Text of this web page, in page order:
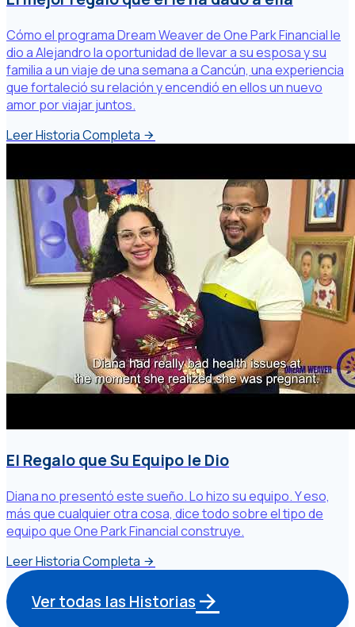
Cómo el programa Dream Weaver de One Park Financial le
dio a Alejandro la oportunidad de llevar a su esposa y su
familia a un viaje de una semana a Cancún, una experiencia
que fortaleció su relación y encendió en ellos un nuevo
amor por viajar juntos.
Leer Historia Completa
El Regalo que Su Equipo le Dio
Diana no presentó este sueño. Lo hizo su equipo. Y eso,
más que cualquier otra cosa, dice todo sobre el tipo de
equipo que One Park Financial construye.
Leer Historia Completa
Ver todas las Historias